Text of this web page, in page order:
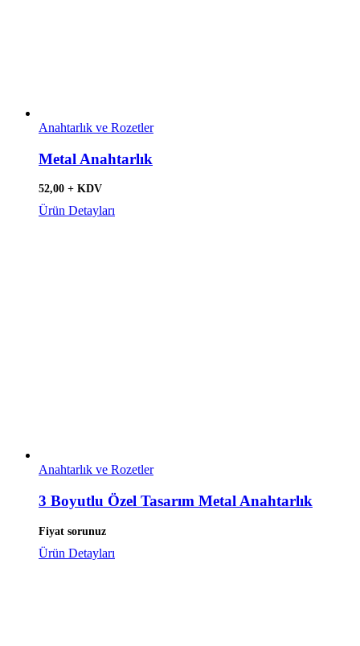
Anahtarlık ve Rozetler
Metal Anahtarlık
52,00 + KDV
Ürün Detayları
Anahtarlık ve Rozetler
3 Boyutlu Özel Tasarım Metal Anahtarlık
Fiyat sorunuz
Ürün Detayları